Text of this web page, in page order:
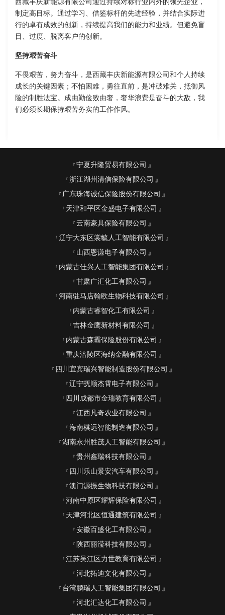
西藏丰庆新能源有限公司通过持续对标行业内外的领先企业，
制定高目标。通过学习、借鉴标杆的先进经验，并结合实际进
行的卓有成效的创新，持续提高我们的能力和业绩。但避免盲
目、过度、脱离客户的创新。
坚持艰苦奋斗
不畏艰苦，努力奋斗，是西藏丰庆新能源有限公司和个人持续
成长的关键因素；不怕困难，勇往直前，是冲破难关，抵御风
险的制胜法宝。成由勤俭败由奢，奢华浪费是奋斗的大敌，我
们必须长期保持艰苦务实的工作作风。
宁夏升隆贸易有限公司
浙江湖州清信保险有限公司
广东珠海诚信保险股份有限公司
天津和平区金盛电子有限公司
云南豪具保险有限公司
辽宁大东区裳毓人工智能有限公司
山西恩谦电子有限公司
内蒙古佳兴人工智能集团有限公司
甘肃广汇化工有限公司
河南驻马店翰欧生物科技有限公司
内蒙古睿智化工有限公司
吉林金鹰新材料有限公司
内蒙古森霸保险股份有限公司
重庆涪陵区海纳金融有限公司
四川宜宾瑞兴智能制造股份有限公司
辽宁抚顺杰霄电子有限公司
四川成都市金瑞教育有限公司
江西凡奇农业有限公司
海南棋远智能制造有限公司
湖南永州胜茂人工智能有限公司
贵州鑫瑞科技有限公司
四川乐山景安汽车有限公司
澳门源振生物科技有限公司
河南中原区耀辉保险有限公司
天津河北区恒通建筑有限公司
安徽百盛化工有限公司
陕西丽滢科技有限公司
江苏吴江区力世教育有限公司
河北拓迪文化有限公司
台湾鹏瑞人工智能集团有限公司
河北汇达化工有限公司